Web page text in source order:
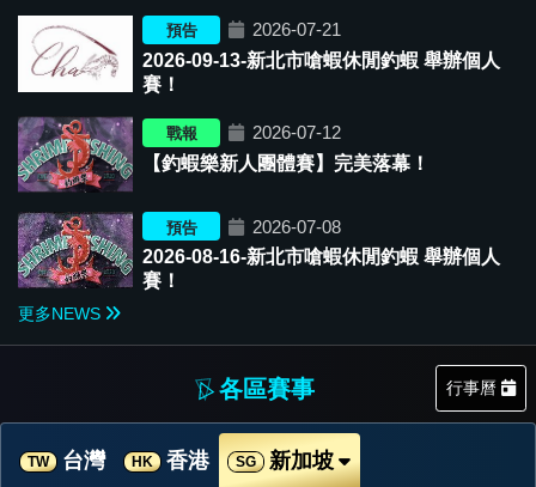
預告
2026-07-21
2026-09-13-新北市嗆蝦休閒釣蝦 舉辦個人
賽！
戰報
2026-07-12
【釣蝦樂新人團體賽】完美落幕！
預告
2026-07-08
2026-08-16-新北市嗆蝦休閒釣蝦 舉辦個人
賽！
更多NEWS
行事曆
各區賽事
TW 台灣 HK 香港 SG 新加坡